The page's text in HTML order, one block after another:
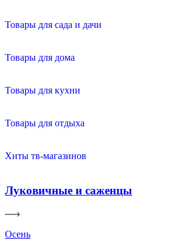
Товары для сада и дачи
Товары для дома
Товары для кухни
Товары для отдыха
Хиты тв-магазинов
Луковичные и саженцы
Осень